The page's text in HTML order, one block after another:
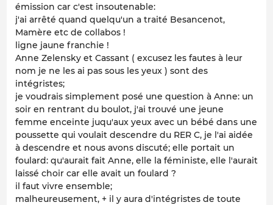
émission car c'est insoutenable:
j'ai arrêté quand quelqu'un a traité Besancenot,
Mamère etc de collabos !
ligne jaune franchie !
Anne Zelensky et Cassant ( excusez les fautes à leur
nom je ne les ai pas sous les yeux ) sont des
intégristes;
je voudrais simplement posé une question à Anne: un
soir en rentrant du boulot, j'ai trouvé une jeune
femme enceinte juqu'aux yeux avec un bébé dans une
poussette qui voulait descendre du RER C, je l'ai aidée
à descendre et nous avons discuté; elle portait un
foulard: qu'aurait fait Anne, elle la féministe, elle l'aurait
laissé choir car elle avait un foulard ?
il faut vivre ensemble;
malheureusement, + il y aura d'intégristes de toute